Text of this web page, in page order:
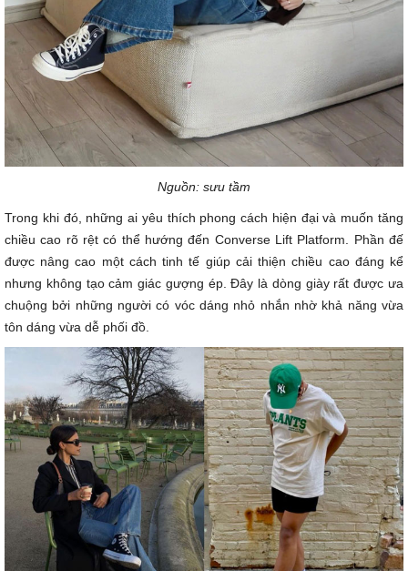
Nguồn: sưu tầm
Trong khi đó, những ai yêu thích phong cách hiện đại và muốn tăng
chiều cao rõ rệt có thể hướng đến Converse Lift Platform. Phần đế
được nâng cao một cách tinh tế giúp cải thiện chiều cao đáng kể
nhưng không tạo cảm giác gượng ép. Đây là dòng giày rất được ưa
chuộng bởi những người có vóc dáng nhỏ nhắn nhờ khả năng vừa
tôn dáng vừa dễ phối đồ.